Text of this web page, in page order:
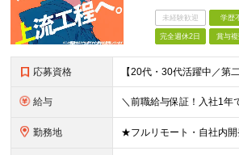
未経験歓迎 学歴
完全週休2日 賞与複
応募資格
給与
勤務地